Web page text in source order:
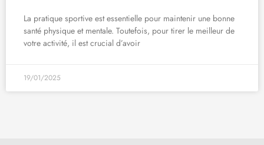
La pratique sportive est essentielle pour maintenir une bonne
santé physique et mentale. Toutefois, pour tirer le meilleur de
votre activité, il est crucial d’avoir
19/01/2025